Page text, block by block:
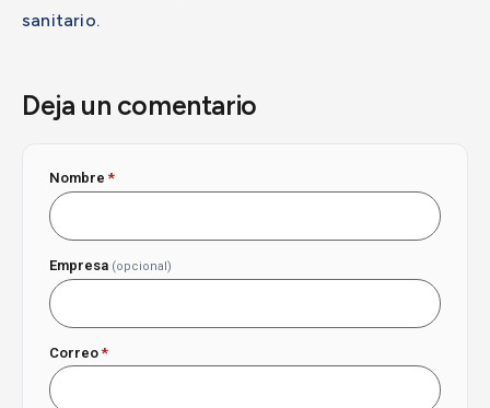
sanitario.
Deja un comentario
Nombre*
Empresa (opcional)
Correo*